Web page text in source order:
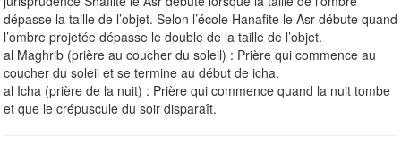
dépasse la taille de l’objet. Selon l’école Hanafite le Asr débute quand
l’ombre projetée dépasse le double de la taille de l’objet.
al Maghrib (prière au coucher du soleil) : Prière qui commence au
coucher du soleil et se termine au début de icha.
al Icha (prière de la nuit) : Prière qui commence quand la nuit tombe
et que le crépuscule du soir disparaît.